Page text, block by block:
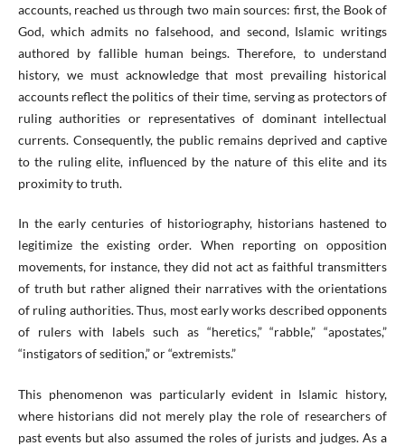
accounts, reached us through two main sources: first, the Book of
God, which admits no falsehood, and second, Islamic writings
authored by fallible human beings. Therefore, to understand
history, we must acknowledge that most prevailing historical
accounts reflect the politics of their time, serving as protectors of
ruling authorities or representatives of dominant intellectual
currents. Consequently, the public remains deprived and captive
to the ruling elite, influenced by the nature of this elite and its
proximity to truth.
In the early centuries of historiography, historians hastened to
legitimize the existing order. When reporting on opposition
movements, for instance, they did not act as faithful transmitters
of truth but rather aligned their narratives with the orientations
of ruling authorities. Thus, most early works described opponents
of rulers with labels such as “heretics,” “rabble,” “apostates,”
“instigators of sedition,” or “extremists.”
This phenomenon was particularly evident in Islamic history,
where historians did not merely play the role of researchers of
past events but also assumed the roles of jurists and judges. As a